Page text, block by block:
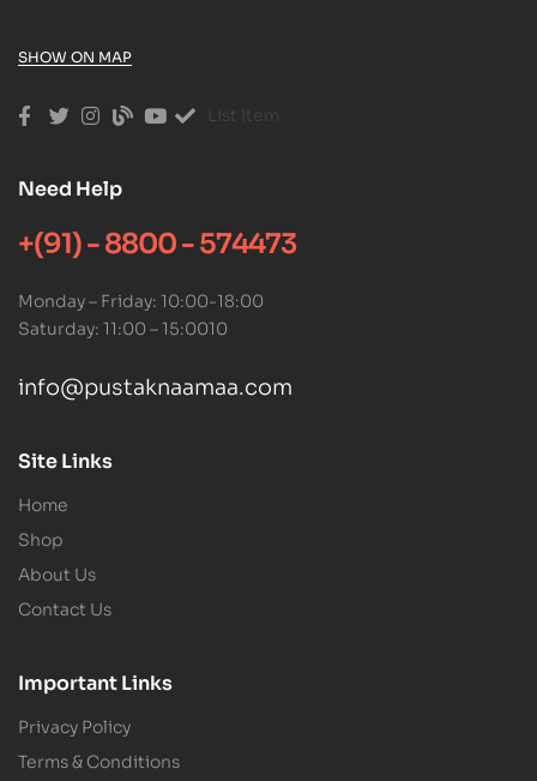
SHOW ON MAP
List Item
Need Help
+(91) - 8800 - 574473
Monday – Friday: 10:00-18:00
Saturday: 11:00 – 15:0010
info@pustaknaamaa.com
Site Links
Home
Shop
About Us
Contact Us
Important Links
Privacy Policy
Terms & Conditions